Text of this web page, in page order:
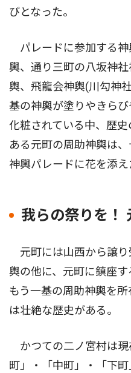
びとなった。
パレードに参加する神
輿、通り三町の八坂神
輿、飛龍会神輿(川勾神
基の神輿が塗りやきら
化粧されている中、歴
ある元町の周助神輿は
神輿パレードに花を添え
我らの祭りを！
元町には山西から譲り
輿の他に、元町に鎮座
もう一基の周助神輿を
は壮絶な歴史がある。
かつての二ノ宮村は現
町」・「中町」・「下